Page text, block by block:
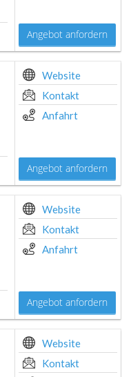
Angebot anfordern
Website
Kontakt
Anfahrt
Angebot anfordern
Website
Kontakt
Anfahrt
Angebot anfordern
Website
Kontakt